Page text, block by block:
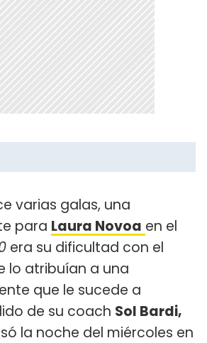
varias galas, una
para Laura Novoa en el
era su dificultad con el
lo atribuían a una
que le sucede a
de su coach Sol Bardi,
la noche del miércoles en